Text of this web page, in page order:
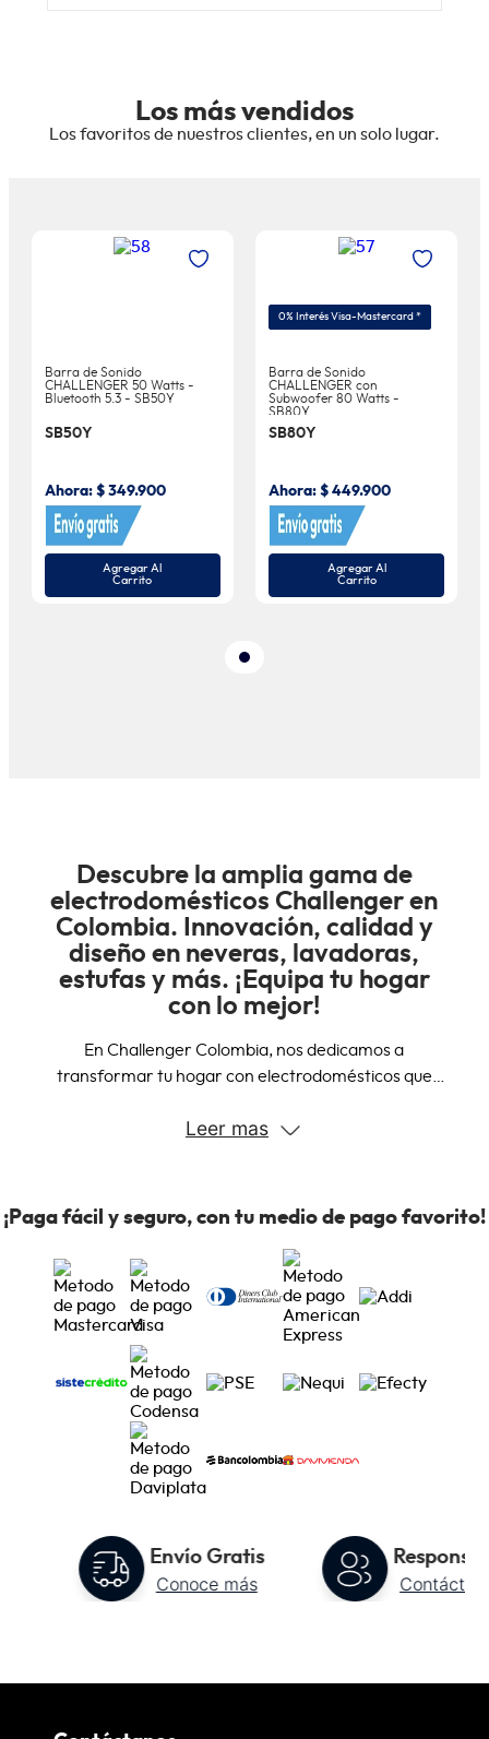
smartphone o cualquier dispositivo.
Controla todo con el mando remoto o desde
Vive tus contenidos
cómo nunca
Elige cómo quieres escuchar
Con modos ecualizables para Películas,
independientes de agudos y graves, la Barra
un concierto en vivo o una noche de cine en
casa.
Los más vendidos
Los favoritos de nuestros clientes, en un solo lugar.
Barra de Sonido
CHALLENGER 50 Watts -
Bluetooth 5.3 - SB50Y
SB50Y
Ahora:$ 349.900
Agregar Al
Carrito
0% Interés Visa-Mastercard *
Barra de Sonido
CHALLENGER con
Subwoofer 80 Watts -
SB80Y
SB80Y
Ahora:$ 449.900
Agregar Al
Carrito
Descubre la amplia gama de
electrodomésticos Challenger en
Colombia. Innovación, calidad y
diseño en neveras, lavadoras,
estufas y más. ¡Equipa tu hogar
con lo mejor!
En Challenger Colombia, nos dedicamos a
transformar tu hogar con electrodomésticos que
gama de productos está diseñada para satisfacer
Leer mas
¡Paga fácil y seguro, con tu medio de pago favorito!
Envío Gratis
Conoce más